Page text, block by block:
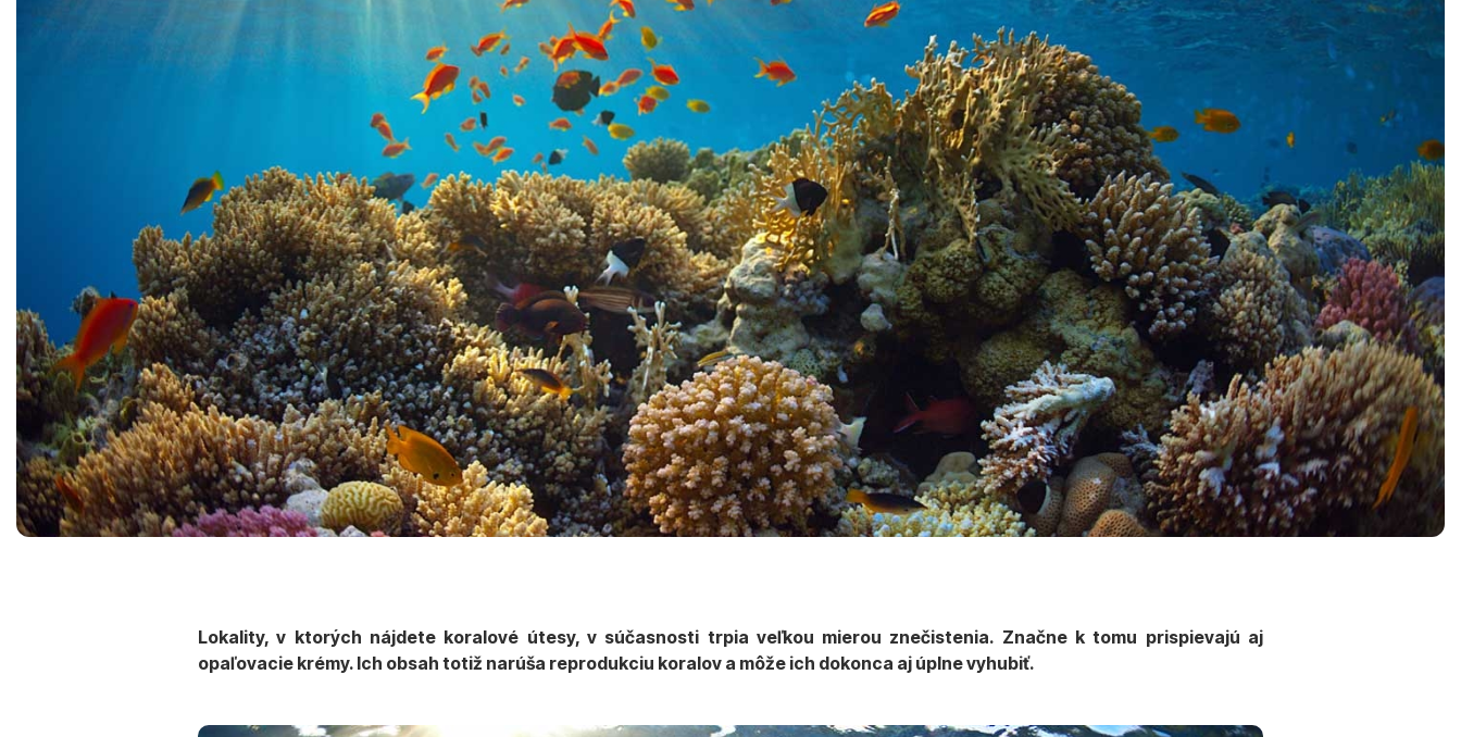
Lokality, v ktorých nájdete koralové útesy, v súčasnosti trpia veľkou mierou znečistenia. Značne k tomu prispievajú aj
opaľovacie krémy. Ich obsah totiž narúša reprodukciu koralov a môže ich dokonca aj úplne vyhubiť.